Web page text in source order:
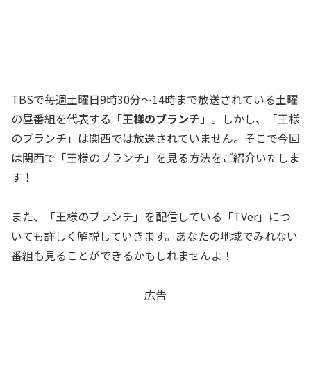
TBSで毎週土曜日9時30分～14時まで放送されている土曜
の昼番組を代表する 「王様のブランチ」 。しかし、「王様
のブランチ」は関西では放送されていません。そこで今回
は関西で「王様のブランチ」を見る方法をご紹介いたしま
す！
また、「王様のブランチ」を配信している「TVer」につ
いても詳しく解説していきます。あなたの地域でみれない
番組も見ることができるかもしれませんよ！
広告